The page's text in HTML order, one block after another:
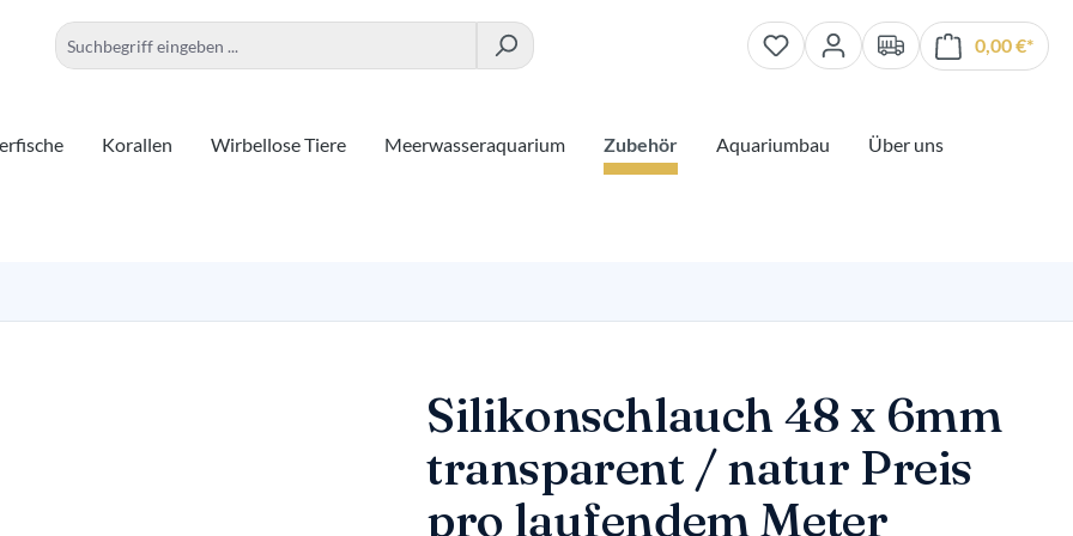
0,00 €*
Korallen Wirbellose Tiere Meerwasseraquarium Zubehör Aquariumbau
Über uns
Silikonschlauch 48 x 6mm
transparent / natur Preis
pro laufendem Meter